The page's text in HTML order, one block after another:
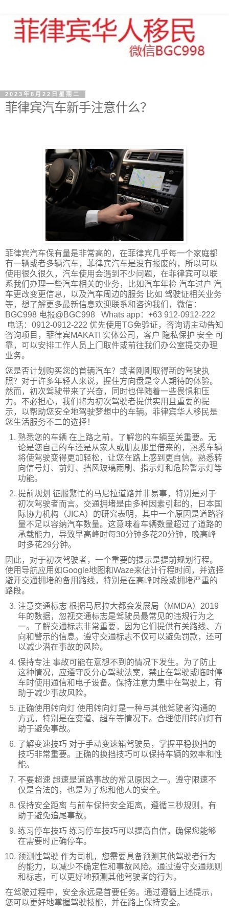
2023年8月22日星期二
菲律宾汽车新手注意什么？
菲律宾汽车保有量是非常高的，在菲律宾几乎每一个家庭都
有一辆或者多辆汽车，菲律宾汽车是没有报废的，所以可以
使用很久很久，汽车使用会遇到不少问题，在菲律宾可以联
系我们办理一些汽车相关的业务，比如汽车年检 汽车过户 汽
车更改变更信息，以及汽车周边的服务 比如 驾驶证相关业务
等，想了解更多最新信息欢迎联系和咨询我们，微信：
BGC998 电报@BGC998 Whats app：+63 912-0912-222
电话：0912-0912-222 优先使用TG免验证，咨询请主动告知
咨询项目，菲律宾MAKATI 实体公司，客户 隐私保护 安全 可
靠，可以安排工作人员上门取件或前往我们办公室提交办理
业务。
您是否计划购买您的首辆汽车？或者刚刚取得新的驾驶执
照？对于许多年轻人来说，握住方向盘是令人期待的体验。
然而，初次驾驶带来了兴奋，同时也伴随着一些畏惧和压
力。不必担心，我们将为初次驾驶者提供实用且重要的提
示，以帮助您安全地驾驶梦想中的车辆。菲律宾华人移民是
您生活服务不二的选择！
熟悉您的车辆 在上路之前，了解您的车辆至关重要。无
论是您自己的车还是从家人或朋友那里借来的，熟悉车辆
将使驾驶变得更加轻松，让您在路上感到更自信。熟悉转
向信号灯、前灯、挡风玻璃雨刷、指示灯和危险警示灯等
功能。
提前规划 征服繁忙的马尼拉道路并非易事，特别是对于
初次驾驶者而言。交通拥堵是由多种因素引起的，日本国
际协力机构（JICA）的研究表明，其中一个原因是道路容
量不足以容纳汽车数量。这意味着车辆数量超过了道路的
承载能力，导致早高峰时每30分钟多花20分钟，晚高峰
时多花29分钟。
因此，对于初次驾驶者，一个重要的提示是提前规划行程。
使用导航应用如Google地图和Waze来估计行程时间，并选择
避开交通拥堵的备用路线，特别是在高峰时段或拥堵严重的
路段。
注意交通标志 根据马尼拉大都会发展局（MMDA）2019
年的数据，忽视交通标志是驾驶员最常见的违规行为之
一。了解交通标志非常重要，因为它们提供有关路线、方
向和警示的信息。遵守交通标志不仅可以避免罚款，还可
以减少潜在事故的风险。
保持专注 事故可能在意想不到的情况下发生。为了防止
这种情况，应遵守反分心驾驶法案，禁止在驾驶或临时停
车时使用通信和电子设备。保持注意力集中在驾驶上，有
助于减少事故风险。
正确使用转向灯 使用转向灯是一种与其他驾驶者沟通的
方式，特别是在变道、超车等情况下。合理使用转向灯有
助于避免事故。
了解变速技巧 对于手动变速箱驾驶员，掌握平稳换挡的
技巧非常重要。正确的换挡技巧可以保持车辆的效率和性
能。
不要超速 超速是道路事故的常见原因之一。遵守限速不
仅是合法的，也是为了您和他人的安全。
保持安全距离 与前车保持安全距离，遵循三秒规则，有
助于避免追尾事故。
练习停车技巧 练习停车技巧可以提高自信，确保您能够
在需要时正确停车。
预测性驾驶 作为司机，您需要具备预测其他驾驶者行为
的能力，以减少不确定性和事故风险。通过遵守交通规则
和标志，可以更好地预测其他驾驶者的行为。
在驾驶过程中，安全永远是首要任务。通过遵循上述提示，
您可以更好地掌握驾驶技能，并在路上保持安全。